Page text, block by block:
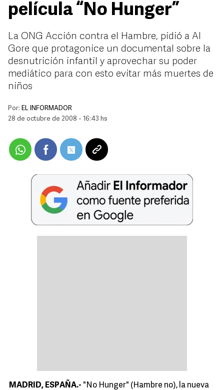
película “No Hunger”
La ONG Acción contra el Hambre, pidió a Al
Gore que protagonice un documental sobre la
desnutrición infantil y aprovechar su poder
mediático para con esto evitar más muertes de
niños
Por: EL INFORMADOR
28 de octubre de 2008 - 16:43 hs
MADRID, ESPAÑA.- "No Hunger" (Hambre no), la nueva